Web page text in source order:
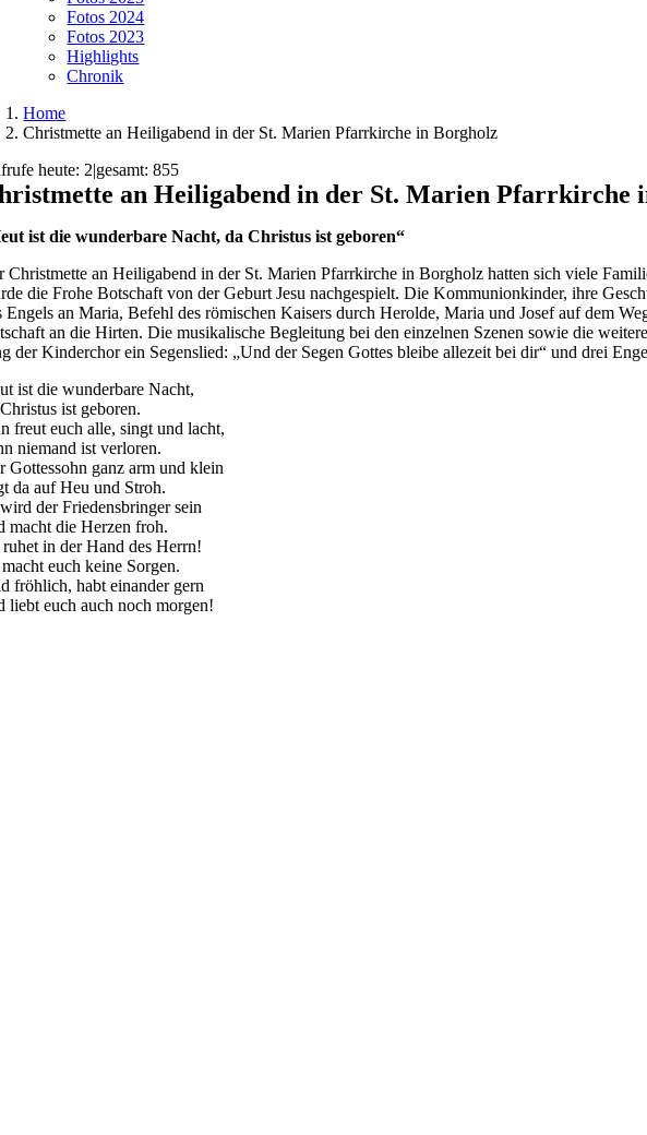
Fotos 2024
Fotos 2023
Highlights
Chronik
Home
Christmette an Heiligabend in der St. Marien Pfarrkirche in Borgholz
heute: 2|gesamt: 855
an Heiligabend in der St. Marien Pfarrkirche
ist die wunderbare Nacht, da Christus ist geboren“
Christmette an Heiligabend in der St. Marien Pfarrkirche in Borgholz hatten sich viele
die Frohe Botschaft von der Geburt Jesu nachgespielt. Die Kommunionkinder, ihre
Engels an Maria, Befehl des römischen Kaisers durch Herolde, Maria und Josef auf dem
an die Hirten. Die musikalische Begleitung bei den einzelnen Szenen sowie die
der Kinderchor ein Segenslied: „Und der Segen Gottes bleibe allezeit bei dir“ und drei
ist die wunderbare Nacht,
ist geboren.
freut euch alle, singt und lacht,
niemand ist verloren.
Gottessohn ganz arm und klein
da auf Heu und Stroh.
der Friedensbringer sein
macht die Herzen froh.
in der Hand des Herrn!
euch keine Sorgen.
fröhlich, habt einander gern
liebt euch auch noch morgen!